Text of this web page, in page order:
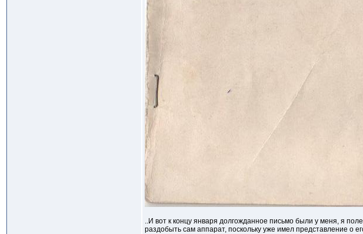
..И вот к концу января долгожданное письмо были у меня, я
раздобыть сам аппарат, поскольку уже имел представление о